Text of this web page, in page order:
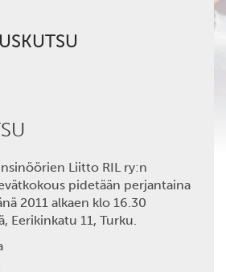
Liitto RIL ry:n
pidetään perjantaina
2011 alkaen klo 16.30
Eerikinkatu 11, Turku.